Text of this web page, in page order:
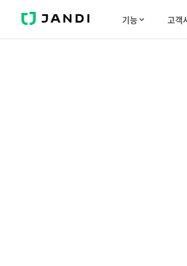
J
N
기능 고객